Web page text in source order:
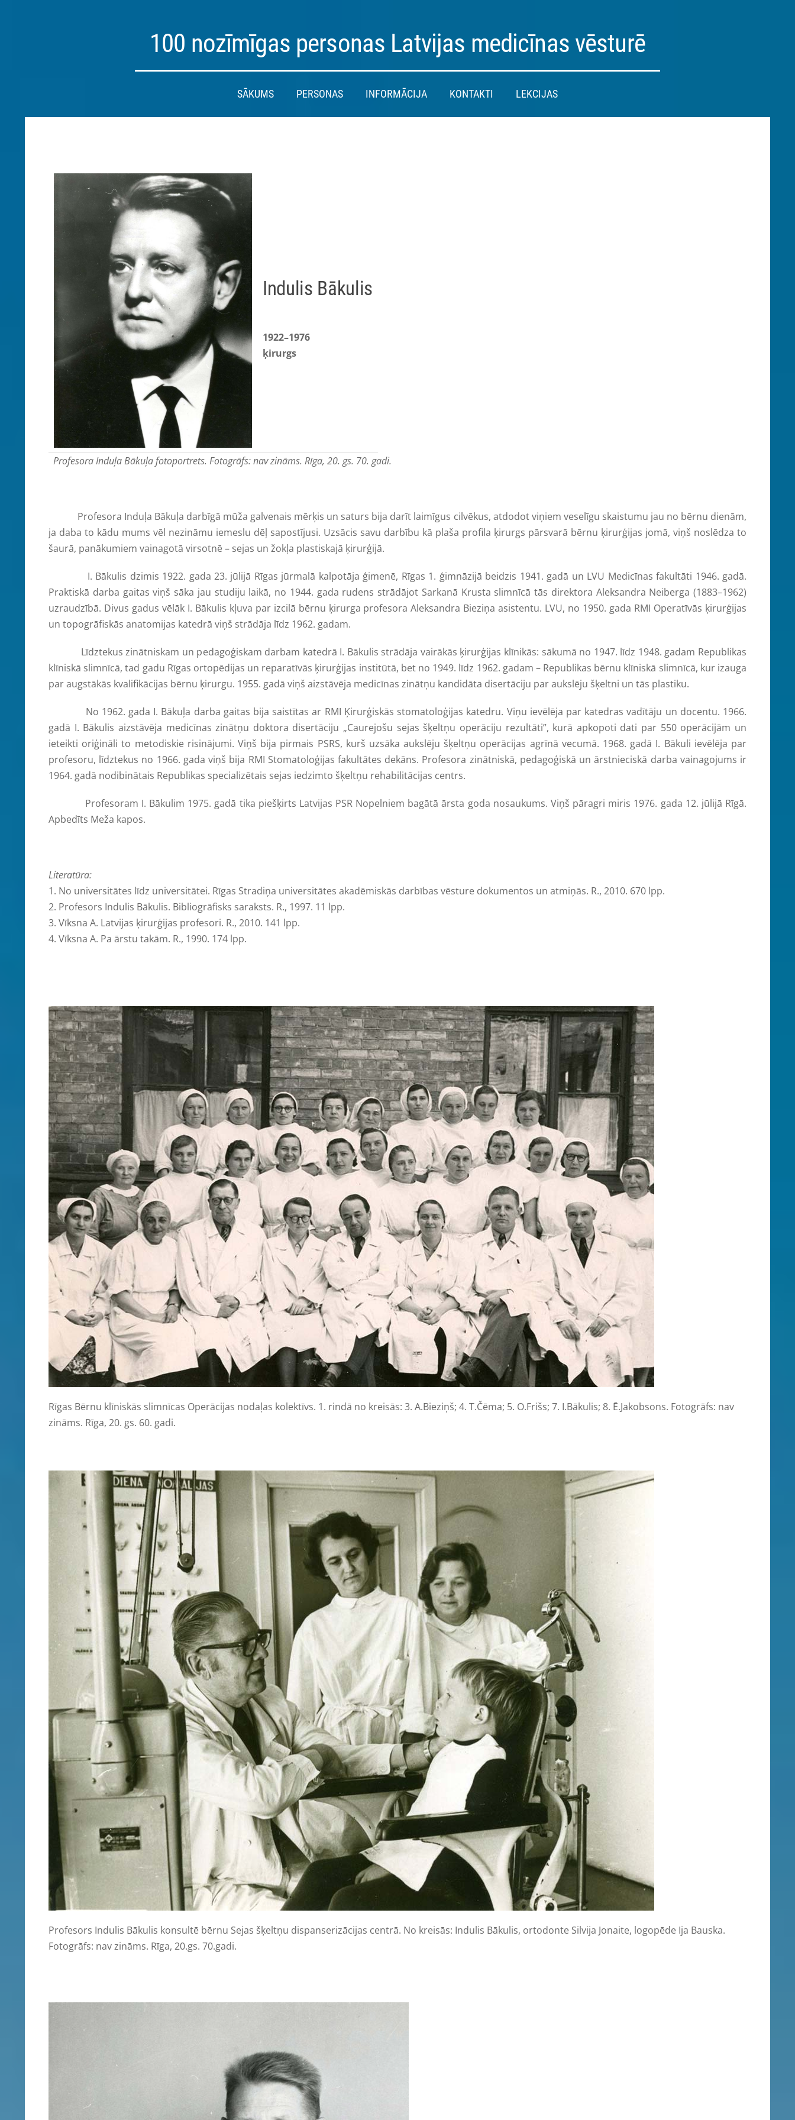
100 nozīmīgas personas Latvijas medicīnas vēsturē
SĀKUMS PERSONAS INFORMĀCIJA KONTAKTI LEKCIJAS
Indulis Bākulis
1922–1976
ķirurgs
Profesora Induļa Bākuļa fotoportrets. Fotogrāfs: nav zināms. Rīga, 20. gs. 70. gadi.
Profesora Induļa Bākuļa darbīgā mūža galvenais mērķis un saturs bija darīt laimīgus cilvēkus, atdodot viņiem veselīgu skaistumu jau no bērnu dienām,
ja daba to kādu mums vēl nezināmu iemeslu dēļ sapostījusi. Uzsācis savu darbību kā plaša profila ķirurgs pārsvarā bērnu ķirurģijas jomā, viņš noslēdza to
šaurā, panākumiem vainagotā virsotnē – sejas un žokļa plastiskajā ķirurģijā.
I. Bākulis dzimis 1922. gada 23. jūlijā Rīgas jūrmalā kalpotāja ģimenē, Rīgas 1. ģimnāzijā beidzis 1941. gadā un LVU Medicīnas fakultāti 1946. gadā.
Praktiskā darba gaitas viņš sāka jau studiju laikā, no 1944. gada rudens strādājot Sarkanā Krusta slimnīcā tās direktora Aleksandra Neiberga (1883–1962)
uzraudzībā. Divus gadus vēlāk I. Bākulis kļuva par izcilā bērnu ķirurga profesora Aleksandra Bieziņa asistentu. LVU, no 1950. gada RMI Operatīvās ķirurģijas
un topogrāfiskās anatomijas katedrā viņš strādāja līdz 1962. gadam.
Līdztekus zinātniskam un pedagoģiskam darbam katedrā I. Bākulis strādāja vairākās ķirurģijas klīnikās: sākumā no 1947. līdz 1948. gadam Republikas
klīniskā slimnīcā, tad gadu Rīgas ortopēdijas un reparatīvās ķirurģijas institūtā, bet no 1949. līdz 1962. gadam – Republikas bērnu klīniskā slimnīcā, kur izauga
par augstākās kvalifikācijas bērnu ķirurgu. 1955. gadā viņš aizstāvēja medicīnas zinātņu kandidāta disertāciju par aukslēju šķeltni un tās plastiku.
No 1962. gada I. Bākuļa darba gaitas bija saistītas ar RMI Ķirurģiskās stomatoloģijas katedru. Viņu ievēlēja par katedras vadītāju un docentu. 1966.
gadā I. Bākulis aizstāvēja medicīnas zinātņu doktora disertāciju „Caurejošu sejas šķeltņu operāciju rezultāti”, kurā apkopoti dati par 550 operācijām un
ieteikti oriģināli to metodiskie risinājumi. Viņš bija pirmais PSRS, kurš uzsāka aukslēju šķeltņu operācijas agrīnā vecumā. 1968. gadā I. Bākuli ievēlēja par
profesoru, līdztekus no 1966. gada viņš bija RMI Stomatoloģijas fakultātes dekāns. Profesora zinātniskā, pedagoģiskā un ārstnieciskā darba vainagojums ir
1964. gadā nodibinātais Republikas specializētais sejas iedzimto šķeltņu rehabilitācijas centrs.
Profesoram I. Bākulim 1975. gadā tika piešķirts Latvijas PSR Nopelniem bagātā ārsta goda nosaukums. Viņš pāragri miris 1976. gada 12. jūlijā Rīgā.
Apbedīts Meža kapos.
Literatūra:
1. No universitātes līdz universitātei. Rīgas Stradiņa universitātes akadēmiskās darbības vēsture dokumentos un atmiņās. R., 2010. 670 lpp.
2. Profesors Indulis Bākulis. Bibliogrāfisks saraksts. R., 1997. 11 lpp.
3. Vīksna A. Latvijas ķirurģijas profesori. R., 2010. 141 lpp.
4. Vīksna A. Pa ārstu takām. R., 1990. 174 lpp.
Rīgas Bērnu klīniskās slimnīcas Operācijas nodaļas kolektīvs. 1. rindā no kreisās: 3. A.Bieziņš; 4. T.Čēma; 5. O.Frišs; 7. I.Bākulis; 8. Ē.Jakobsons. Fotogrāfs: nav
zināms. Rīga, 20. gs. 60. gadi.
Profesors Indulis Bākulis konsultē bērnu Sejas šķeltņu dispanserizācijas centrā. No kreisās: Indulis Bākulis, ortodonte Silvija Jonaite, logopēde Ija Bauska.
Fotogrāfs: nav zināms. Rīga, 20.gs. 70.gadi.